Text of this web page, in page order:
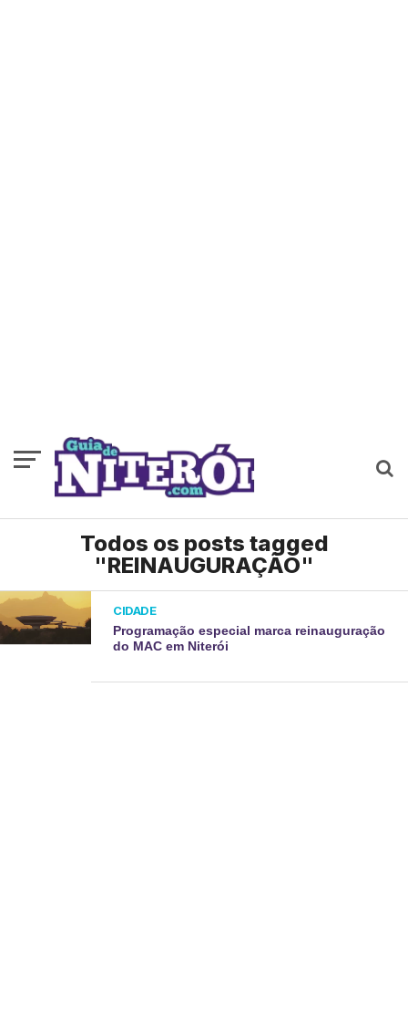
Todos os posts tagged
"REINAUGURAÇÃO"
CIDADE
Programação especial marca reinauguração
do MAC em Niterói